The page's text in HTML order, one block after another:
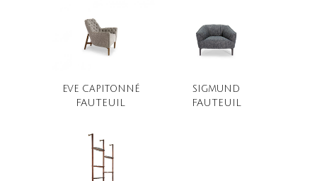
EVE CAPITONNÉ
FAUTEUIL
SIGMUND
FAUTEUIL